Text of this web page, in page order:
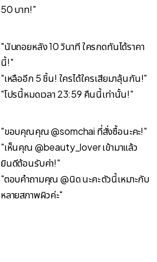
50 บาท!"
"นับถอยหลัง 10 วินาที ใครกดทันได้ราคา
นี้!"
"เหลืออีก 5 ชิ้น! ใครได้ใครเสียมาลุ้นกัน!"
"โปรนี้หมดเวลา 23:59 คืนนี้เท่านั้น!"
"ขอบคุณคุณ @somchai ที่สั่งซื้อนะคะ!"
"เห็นคุณ @beauty_lover เข้ามาแล้ว
ยินดีต้อนรับค่า!"
"ตอบคำถามคุณ @นิด นะคะ ตัวนี้เหมาะกับ
หลายสภาพผิวค่ะ"